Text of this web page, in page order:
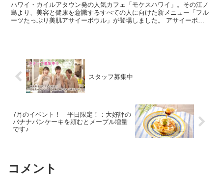
ハワイ・カイルアタウン発の人気カフェ「モケスハワイ」。その江ノ
島より、美容と健康を意識するすべての人に向けた新メニュー「フル
ーツたっぷり美肌アサイーボウル」が登場しました。 アサイーボウ
スタッフ募集中
7月のイベント！ 平日限定！：大好評の
バナナパンケーキを頼むとメープル増量
です♪
コメント